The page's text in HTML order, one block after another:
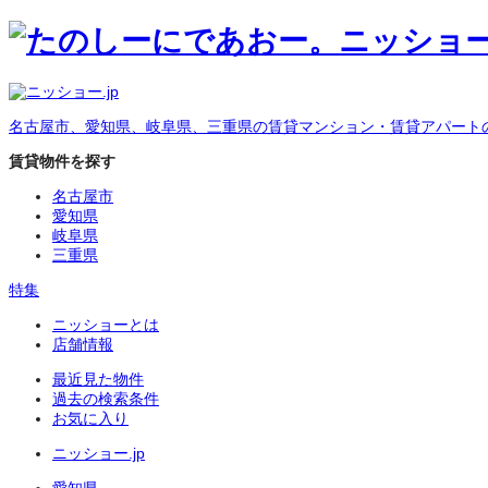
名古屋市、愛知県、岐阜県、三重県の賃貸マンション・賃貸アパート
賃貸物件を探す
名古屋市
愛知県
岐阜県
三重県
特集
ニッショーとは
店舗情報
最近見た物件
過去の検索条件
お気に入り
ニッショー.jp